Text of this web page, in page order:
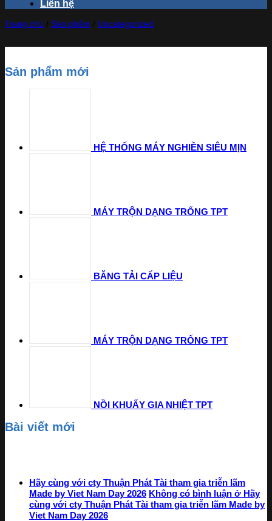
Liên hệ
Trang chủ Sản phẩm Uncategorized
Sản phẩm mới
HỆ THỐNG MÁY NGHIỀN SIÊU MỊN
MÁY TRỘN DẠNG TRỐNG TPT
BĂNG TẢI CẤP LIỆU
MÁY TRỘN DẠNG TRỐNG TPT
NỒI KHUẤY GIA NHIỆT TPT
Bài viết mới
Hãy cùng với cty Thuận Phát Tài tham gia triễn lãm
Made by Viet Nam Day 2026 Không có bình luận ở Hãy
cùng với cty Thuận Phát Tài tham gia triễn lãm Made by
Viet Nam Day 2026